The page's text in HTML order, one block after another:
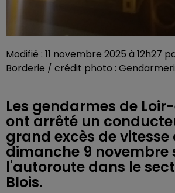
Modifié : 11 novembre 2025 à 12h27
Borderie / crédit photo :
Les gendarmes de
ont arrêté un
grand excès de vitesse
dimanche 9 novembre
l'autoroute dans le
Blois.